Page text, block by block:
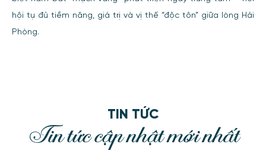
hội tụ đủ tiềm năng, giá trị và vị thế “độc tôn” giữa lòng Hải
Phòng.
TIN TỨC
Tin tức cập nhật mới nhất